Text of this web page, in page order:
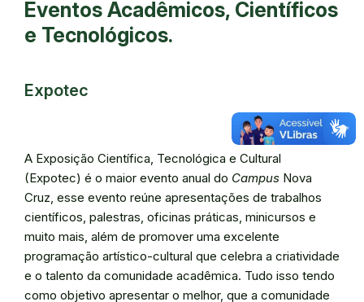
Eventos Acadêmicos, Científicos
e Tecnológicos.
Expotec
A Exposição Científica, Tecnológica e Cultural
(Expotec) é o maior evento anual do Campus Nova
Cruz, esse evento reúne apresentações de trabalhos
científicos, palestras, oficinas práticas, minicursos e
muito mais, além de promover uma excelente
programação artístico-cultural que celebra a criatividade
e o talento da comunidade acadêmica. Tudo isso tendo
como objetivo apresentar o melhor, que a comunidade